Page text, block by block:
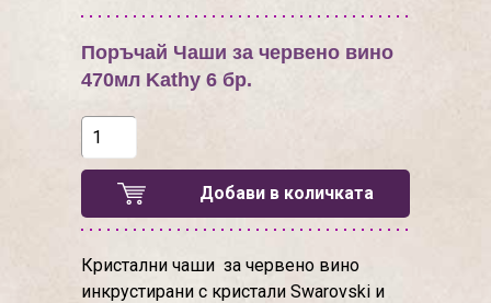
Поръчай Чаши за червено вино
470мл Kathy 6 бр.
Добави в количката
Кристални чаши за червено вино
инкрустирани с кристали Swarovski и